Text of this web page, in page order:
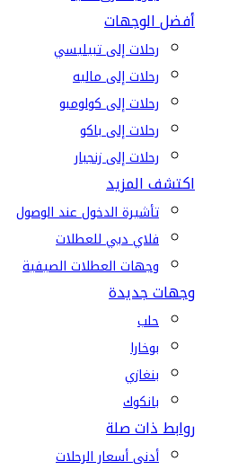
أفضل الوجهات
رحلات إلى تبيليسي
رحلات إلى ماليه
رحلات إلى كولومبو
رحلات إلى باكو
رحلات إلى زنجبار
اكتشف المزيد
تأشيرة الدخول عند الوصول
فلاي دبي للعطلات
وجهات العطلات الصيفية
وجهات جديدة
حلب
بوخارا
بنغازي
بانكوك
روابط ذات صلة
أدنى أسعار الرحلات